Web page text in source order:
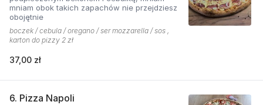
mniam obok takich zapachów nie przejdziesz
obojętnie
boczek / cebula / oregano / ser mozzarella / sos ,
karton do pizzy 2 zł
37,00 zł
6. Pizza Napoli